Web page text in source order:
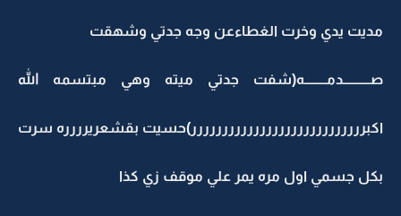
مديت يدي وخرت الغطاءعن وجه جدتي وشهقت
صــــــــــدمــــــــه(شفت جدتي ميته وهي مبتسمه الله
اكبرررررررررررررررررررررررررررر)حسيت بقشعريرررره سرت
بكل جسمي اول مره يمر علي موقف زي كذا